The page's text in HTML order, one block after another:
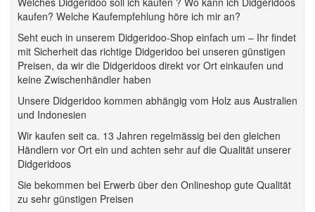
kaufen? Welche Kaufempfehlung höre ich mir an?
Seht euch in unserem Didgeridoo-Shop einfach um – Ihr findet
mit Sicherheit das richtige Didgeridoo bei unseren günstigen
Preisen, da wir die Didgeridoos direkt vor Ort einkaufen und
keine Zwischenhändler haben
Unsere Didgeridoo kommen abhängig vom Holz aus Australien
und Indonesien
Wir kaufen seit ca. 13 Jahren regelmässig bei den gleichen
Händlern vor Ort ein und achten sehr auf die Qualität unserer
Didgeridoos
Sie bekommen bei Erwerb über den Onlineshop gute Qualität
zu sehr günstigen Preisen